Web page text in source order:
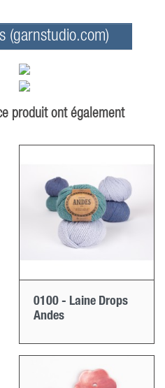
(garnstudio.com)
produit ont également
0100 - Laine Drops
Andes